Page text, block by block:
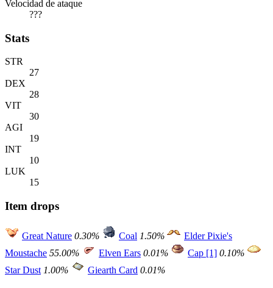
Velocidad de ataque
???
Stats
STR
27
DEX
28
VIT
30
AGI
19
INT
10
LUK
15
Item drops
Great Nature 0.30% Coal 1.50%
Elder Pixie's
Moustache 55.00% Elven Ears 0.01% Cap [1] 0.10%
Star Dust 1.00% Giearth Card 0.01%